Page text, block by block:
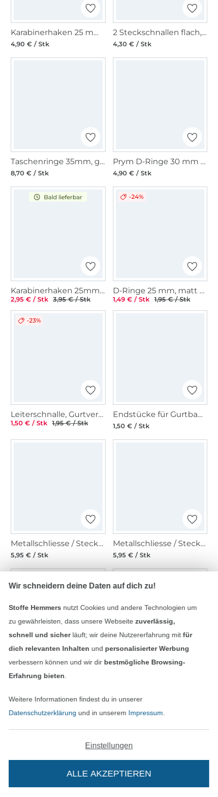
Karabinerhaken 25 mm, glänzend silber
4,90 € / Stk
2 Steckschnallen flach, 25 mm, schwarz
4,30 € / Stk
Taschenringe 35mm, gold
8,70 € / Stk
Prym D-Ringe 30 mm gold
4,90 € / Stk
Bald lieferbar
Karabinerhaken 25mm, gold
2,95 € / Stk 3,95 € / Stk
-24%
D-Ringe 25 mm, matt schwarz
1,49 € / Stk 1,95 € / Stk
-23%
Leiterschnalle, Gurtversteller Metall 40 mm, rosegold
1,50 € / Stk 1,95 € / Stk
Endstücke für Gurtband 40 mm, altmessing gebürstet
1,50 € / Stk
Metallschliesse / Steckschnalle 40 mm, silber
5,95 € / Stk
Metallschliesse / Steckschnalle 40 mm, glänzend anthrazit
5,95 € / Stk
Wir schneidern deine Daten auf dich zu!
Stoffe Hemmers nutzt Cookies und andere Technologien um
zu gewährleisten, dass unsere Webseite zuverlässig,
schnell und sicherläuft; wir deine Nutzererfahrung mitfür
dich relevanten Inhalten und personalisierter Werbung
verbessern können und wir dir bestmögliche Browsing-
Erfahrung bieten
Weitere Informationen findest du in unserer
Datenschutzerklärung und in unserem Impressum
Einstellungen
ALLE AKZEPTIEREN